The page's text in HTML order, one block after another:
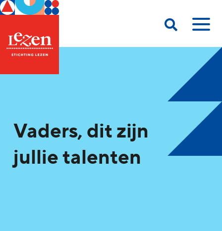
Vaders, dit zijn
jullie talenten